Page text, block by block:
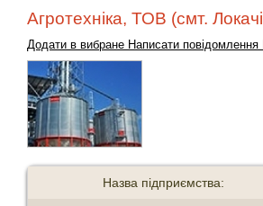
Агротехніка, ТОВ (смт.
Додати в вибране Написати повідомлення
Назва підприємства: